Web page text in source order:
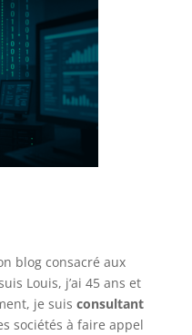
blog consacré aux
Louis, j’ai 45 ans et
je suis consultant
sociétés à faire appel